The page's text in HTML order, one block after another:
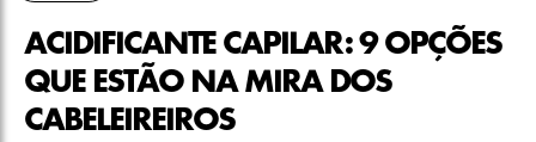
ACIDIFICANTE CAPILAR: 9 OPÇÕES
QUE ESTÃO NA MIRA DOS
CABELEIREIROS